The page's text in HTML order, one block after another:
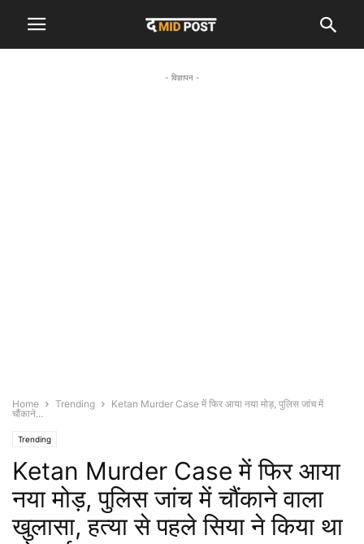
- विज्ञापन -
Home Trending
Ketan Murder Case में फिर आया नया मोड़, पुलिस जांच में
चौंकाने...
Trending
Ketan Murder Case में फिर आया
नया मोड़, पुलिस जांच में चौंकाने वाला
खुलासा, हत्या से पहले सिया ने किया था